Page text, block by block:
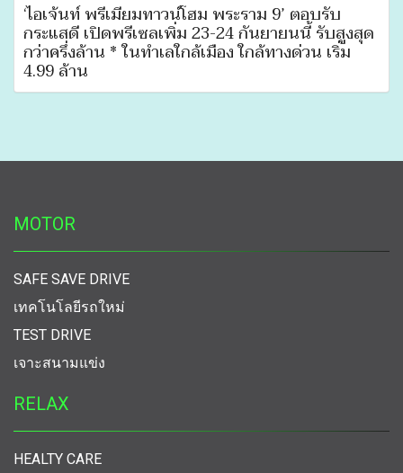
‘ไอเจ้นท์ พรีเมี่ยมทาวน์โฮม พระราม 9’ ตอบรับ
กระแสดี เปิดพรีเซลเพิ่ม 23-24 กันยายนนี้ รับสูงสุด
กว่าครึ่งล้าน * ในทำเลใกล้เมือง ใกล้ทางด่วน เริ่ม
4.99 ล้าน
MOTOR
SAFE SAVE DRIVE
เทคโนโลยีรถใหม่
TEST DRIVE
เจาะสนามแข่ง
RELAX
HEALTY CARE